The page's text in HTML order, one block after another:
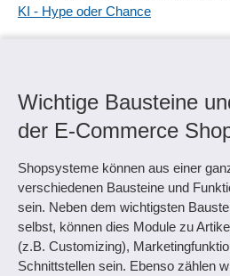
KI - Hype oder Chance
Wichtige Bausteine
der E-Commerce
Shopsysteme können aus einer
verschiedenen Bausteine und
sein. Neben dem wichtigsten
selbst, können dies Module zu
(z.B. Customizing),
Schnittstellen sein. Ebenso zählen